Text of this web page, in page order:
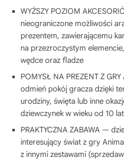
WYŻSZY POZIOM
nieograniczone możliwości
prezentem, zawierającemu
na przezroczystym
wędce oraz fladze
POMYSŁ NA PREZENT Z
odmień pokój gracza dzięki
urodziny, święta lub inne
dziewczynek w wieku od 10 lat
PRAKTYCZNA ZABAWA —
interesujący świat z gry
z innymi zestawami